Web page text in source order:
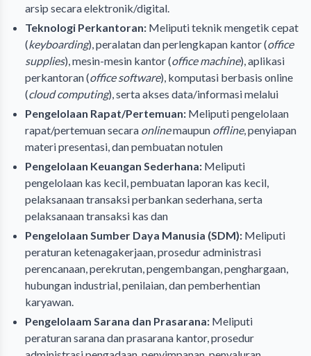
arsip secara elektronik/digital.
Teknologi Perkantoran: Meliputi teknik mengetik cepat
(keyboarding), peralatan dan perlengkapan kantor (office
supplies), mesin-mesin kantor (office machine), aplikasi
perkantoran (office software), komputasi berbasis online
(cloud computing), serta akses data/informasi melalui
Pengelolaan Rapat/Pertemuan: Meliputi pengelolaan
rapat/pertemuan secara onlinemaupun offline, penyiapan
materi presentasi, dan pembuatan notulen
Pengelolaan Keuangan Sederhana: Meliputi
pengelolaan kas kecil, pembuatan laporan kas kecil,
pelaksanaan transaksi perbankan sederhana, serta
pelaksanaan transaksi kas dan
Pengelolaan Sumber Daya Manusia (SDM): Meliputi
peraturan ketenagakerjaan, prosedur administrasi
perencanaan, perekrutan, pengembangan, penghargaan,
hubungan industrial, penilaian, dan pemberhentian
karyawan.
Pengelolaam Sarana dan Prasarana: Meliputi
peraturan sarana dan prasarana kantor, prosedur